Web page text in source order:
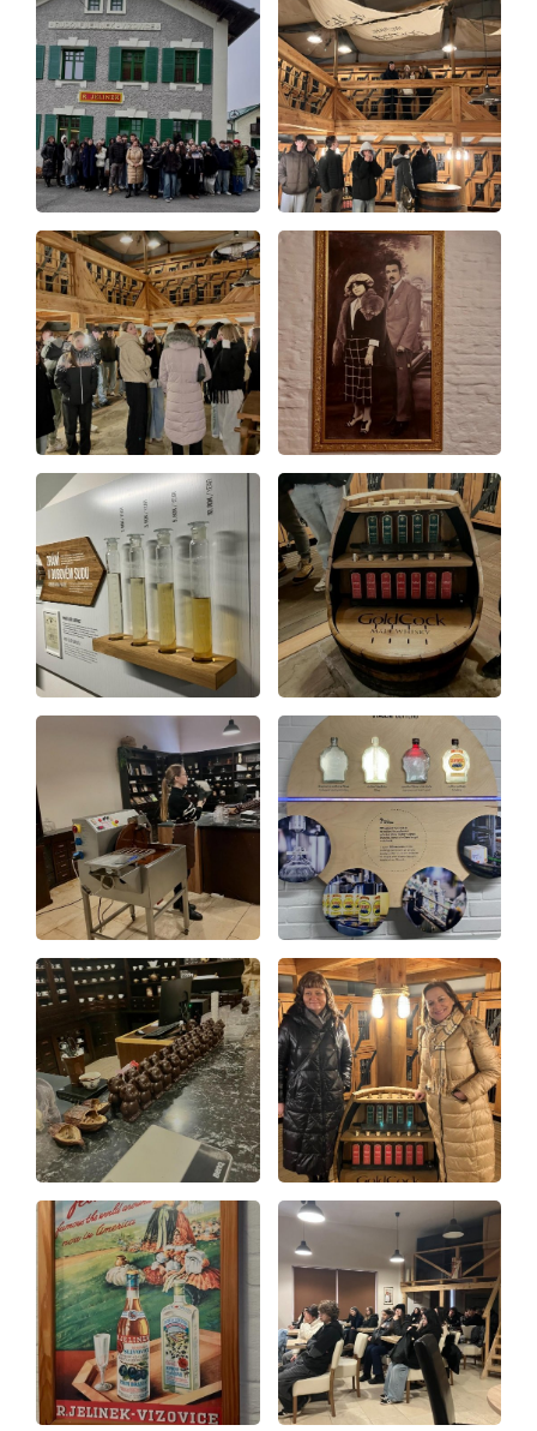
Úvod
Aktuálně
Škola
Studium
Projekty
Foto
Video a audio
Virtuální prohlídka
Kontakty